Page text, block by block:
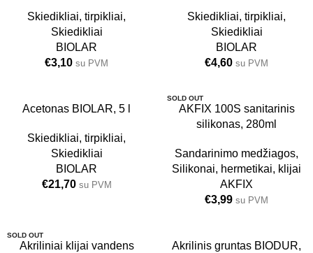
Skiedikliai, tirpikliai,
Skiedikliai
BIOLAR
€3,10 su PVM
Skiedikliai, tirpikliai,
Skiedikliai
BIOLAR
€4,60 su PVM
Acetonas BIOLAR, 5 l
Skiedikliai, tirpikliai,
Skiedikliai
BIOLAR
€21,70 su PVM
SOLD OUT
AKFIX 100S sanitarinis
silikonas, 280ml
Sandarinimo medžiagos,
Silikonai, hermetikai, klijai
AKFIX
€3,99 su PVM
SOLD OUT
Akriliniai klijai vandens
Akrilinis gruntas BIODUR,